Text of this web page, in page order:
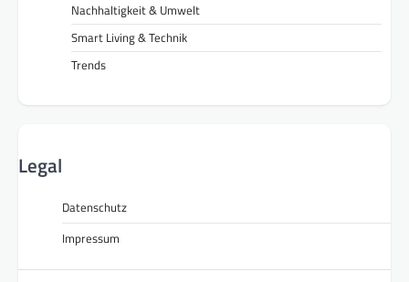
Nachhaltigkeit & Umwelt
Smart Living & Technik
Trends
Legal
Datenschutz
Impressum